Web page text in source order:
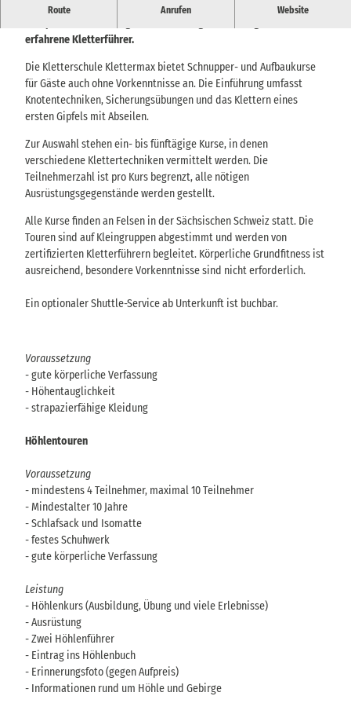
Route Anrufen Website
Kletterkurse für Einsteiger in der Sächsischen Schweiz – mit
erfahrene Kletterführer.
Die Kletterschule Klettermax bietet Schnupper- und Aufbaukurse
für Gäste auch ohne Vorkenntnisse an. Die Einführung umfasst
Knotentechniken, Sicherungsübungen und das Klettern eines
ersten Gipfels mit Abseilen.
Zur Auswahl stehen ein- bis fünftägige Kurse, in denen
verschiedene Klettertechniken vermittelt werden. Die
Teilnehmerzahl ist pro Kurs begrenzt, alle nötigen
Ausrüstungsgegenstände werden gestellt.
Alle Kurse finden an Felsen in der Sächsischen Schweiz statt. Die
Touren sind auf Kleingruppen abgestimmt und werden von
zertifizierten Kletterführern begleitet. Körperliche Grundfitness ist
ausreichend, besondere Vorkenntnisse sind nicht erforderlich.
Ein optionaler Shuttle-Service ab Unterkunft ist buchbar.
Voraussetzung
- gute körperliche Verfassung
- Höhentauglichkeit
- strapazierfähige Kleidung
Höhlentouren
Voraussetzung
- mindestens 4 Teilnehmer, maximal 10 Teilnehmer
- Mindestalter 10 Jahre
- Schlafsack und Isomatte
- festes Schuhwerk
- gute körperliche Verfassung
Leistung
- Höhlenkurs (Ausbildung, Übung und viele Erlebnisse)
- Ausrüstung
- Zwei Höhlenführer
- Eintrag ins Höhlenbuch
- Erinnerungsfoto (gegen Aufpreis)
- Informationen rund um Höhle und Gebirge